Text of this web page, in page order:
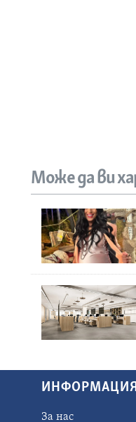
Може да ви
ИНФОРМАЦИЯ
За нас